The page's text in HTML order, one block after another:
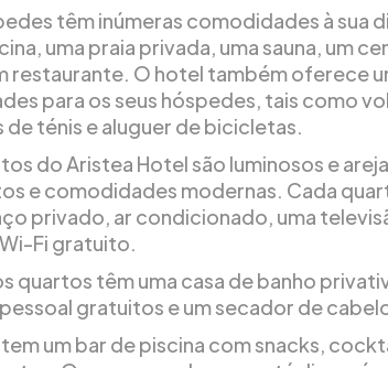
têm inúmeras comodidades à sua
uma praia privada, uma sauna, um
restaurante. O hotel também oferece
para os seus hóspedes, tais como
de ténis e aluguer de bicicletas.
do Aristea Hotel são luminosos e
e comodidades modernas. Cada
privado, ar condicionado, uma
Fi gratuito.
quartos têm uma casa de banho
gratuitos e um secador de
um bar de piscina com snacks,